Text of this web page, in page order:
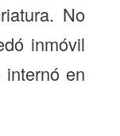
No
inmóvil
en